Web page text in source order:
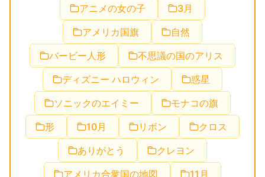
アニメの女の子
3月
アメリカ国旗
自然
バービー人形
不思議の国のアリス
ディズニー ハロウィン
惑星
ソニックのエイミー
モナコの旗
形
10月 リボン
クロス
ありがとう
クレヨン
アメリカ合衆国の地図
11月